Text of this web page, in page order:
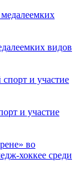
видов
и участие